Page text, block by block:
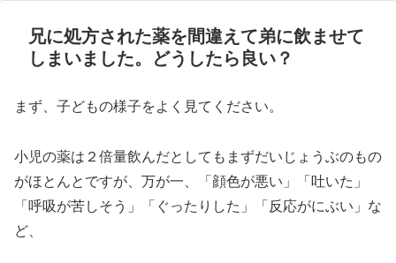
兄に処方された薬を間違えて弟に飲ませて
しまいました。どうしたら良い？
まず、子どもの様子をよく見てください。
小児の薬は２倍量飲んだとしてもまずだいじょうぶのもの
がほとんとですが、万が一、「顔色が悪い」「吐いた」
「呼吸が苦しそう」「ぐったりした」「反応がにぶい」な
ど、